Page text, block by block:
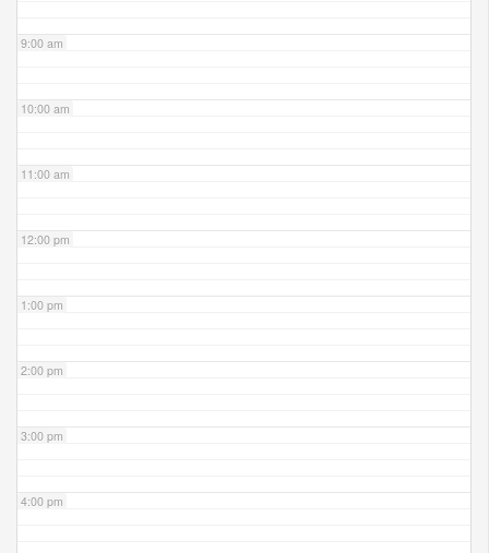
9:00 am
10:00 am
11:00 am
12:00 pm
1:00 pm
2:00 pm
3:00 pm
4:00 pm